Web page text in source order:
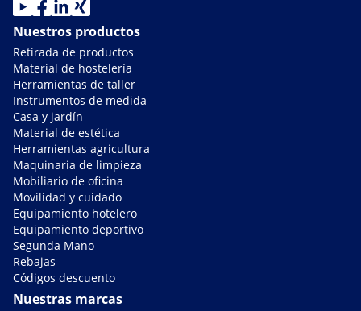
Nuestros productos
Retirada de productos
Material de hostelería
Herramientas de taller
Instrumentos de medida
Casa y jardín
Material de estética
Herramientas agricultura
Maquinaria de limpieza
Mobiliario de oficina
Movilidad y cuidado
Equipamiento hotelero
Equipamiento deportivo
Segunda Mano
Rebajas
Códigos descuento
Nuestras marcas